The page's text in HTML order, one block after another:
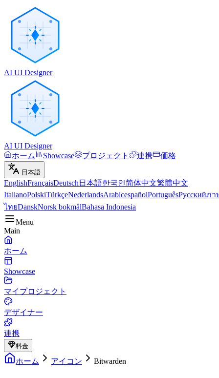
AI UI Designer
AI UI Designer
ホーム
Showcase プロジェクト 連携 価格
日本語
EnglishFrançaisDeutsch 日本語한국인简体中文繁體中文
ItalianoPolskiTürkçeNederlandsArabicespañolPortuguêsРусскийภา
ไทยDanskNorsk bokmålBahasa Indonesia
Menu
Main
ホーム
Showcase
マイプロジェクト
デザイナー
連携
料金
ホーム アイコン Bitwarden